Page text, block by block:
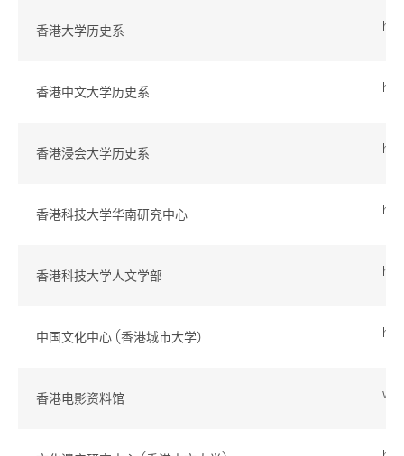
香港大学历史系
香港中文大学历史系
香港浸会大学历史系
香港科技大学华南研究中心
香港科技大学人文学部
中国文化中心 (香港城市大学）
香港电影资料馆